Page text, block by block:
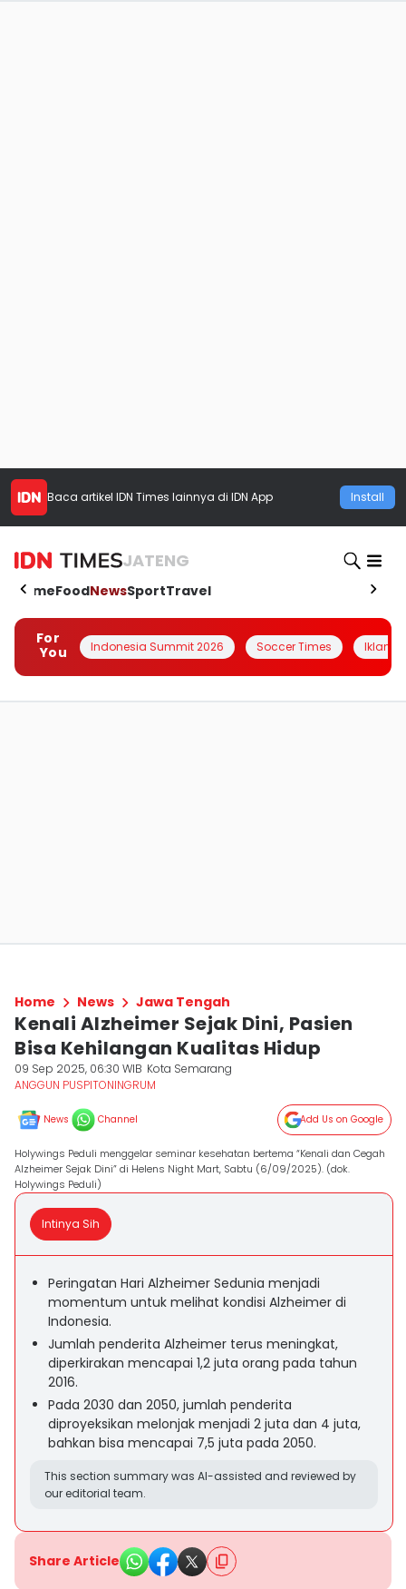
Baca artikel IDN Times lainnya di IDN App Install
JATENG
HomeFoodNewsSportTravel
For
You
Indonesia Summit 2026 Soccer Times Iklanin
Home News Jawa Tengah
Kenali Alzheimer Sejak Dini, Pasien
Bisa Kehilangan Kualitas Hidup
09 Sep 2025, 06:30 WIB Kota Semarang
ANGGUN PUSPITONINGRUM
News Channel Add Us on Google
Holywings Peduli menggelar seminar kesehatan bertema “Kenali dan Cegah
Alzheimer Sejak Dini” di Helens Night Mart, Sabtu (6/09/2025). (dok.
Holywings Peduli)
Intinya Sih
Peringatan Hari Alzheimer Sedunia menjadi
momentum untuk melihat kondisi Alzheimer di
Indonesia.
Jumlah penderita Alzheimer terus meningkat,
diperkirakan mencapai 1,2 juta orang pada tahun
2016.
Pada 2030 dan 2050, jumlah penderita
diproyeksikan melonjak menjadi 2 juta dan 4 juta,
bahkan bisa mencapai 7,5 juta pada 2050.
This section summary was AI-assisted and reviewed by
our editorial team.
Share Article